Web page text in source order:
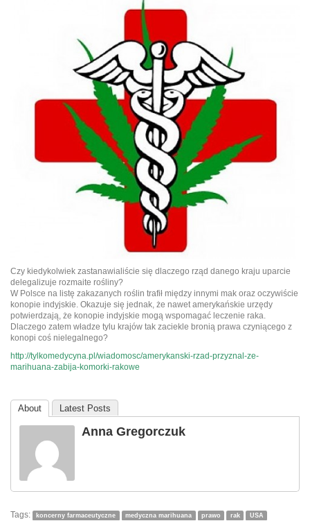
Czy kiedykolwiek zastanawialiście się dlaczego rząd danego kraju uparcie
delegalizuje rozmaite rośliny?
W Polsce na listę zakazanych roślin trafił między innymi mak oraz oczywiście
konopie indyjskie. Okazuje się jednak, że nawet amerykańskie urzędy
potwierdzają, że konopie indyjskie mogą wspomagać leczenie raka.
Dlaczego zatem władze tylu krajów tak zaciekle bronią prawa czyniącego z
konopi coś nielegalnego?
http://tylkomedycyna.pl/wiadomosc/amerykanski-rzad-przyznal-ze-
marihuana-zabija-komorki-rakowe
About Latest Posts
Anna Gregorczuk
Tags: koncerny farmaceutyczne medyczna marihuana prawo rak USA